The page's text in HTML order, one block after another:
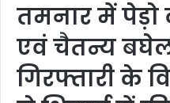
तमनार में पेड़ो
एवं चैतन्य
गिरफ्तारी के